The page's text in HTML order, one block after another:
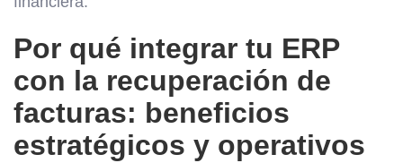
Por qué integrar tu ERP
con la recuperación de
facturas: beneficios
estratégicos y operativos